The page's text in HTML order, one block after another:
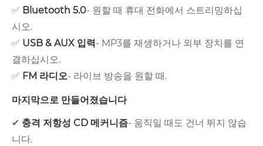
✅ Bluetooth 5.0- 원할 때 휴대 전화에서 스트리밍하십
시오.
✅ USB & AUX 입력- MP3를 재생하거나 외부 장치를 연
결하십시오.
✅ FM 라디오- 라이브 방송을 원할 때.
마지막으로 만들어졌습니다
✔ 충격 저항성 CD 메커니즘- 움직일 때도 건너 뛰지 않습
니다.